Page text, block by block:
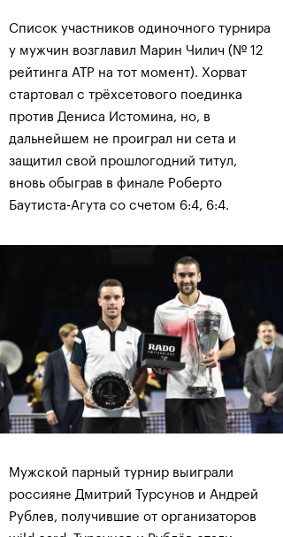
Список участников одиночного турнира
у мужчин возглавил Марин Чилич (№ 12
рейтинга АТР на тот момент). Хорват
стартовал с трёхсетового поединка
против Дениса Истомина, но, в
дальнейшем не проиграл ни сета и
защитил свой прошлогодний титул,
вновь обыграв в финале Роберто
Баутиста-Агута со счетом 6:4, 6:4.
Мужской парный турнир выиграли
россияне Дмитрий Турсунов и Андрей
Рублев, получившие от организаторов